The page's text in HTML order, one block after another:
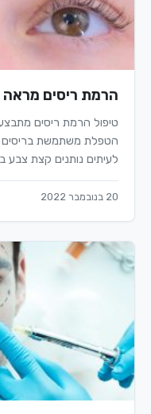
הרמת ריסים מראה
טיפול הרמת ריסים
הטפלת משתמשת בריסים
לעיתים נותנים קצת צבע
20 בנובמבר 2022